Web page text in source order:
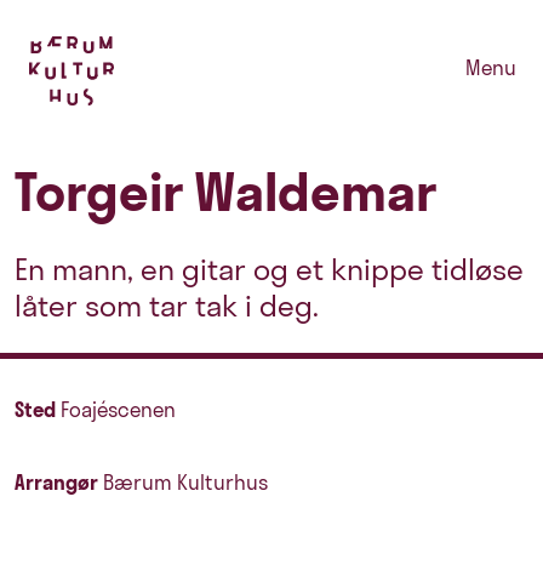
Menu
Torgeir Waldemar
En mann, en gitar og et knippe tidløse
låter som tar tak i deg.
Sted Foajéscenen
Arrangør Bærum Kulturhus